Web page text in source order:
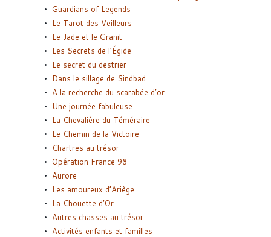
Guardians of Legends
Le Tarot des Veilleurs
Le Jade et le Granit
Les Secrets de l’Égide
Le secret du destrier
Dans le sillage de Sindbad
A la recherche du scarabée d’or
Une journée fabuleuse
La Chevalière du Téméraire
Le Chemin de la Victoire
Chartres au trésor
Opération France 98
Aurore
Les amoureux d’Ariège
La Chouette d’Or
Autres chasses au trésor
Activités enfants et familles